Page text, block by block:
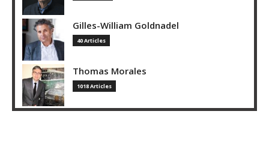
Gilles-William Goldnadel
40 Articles
Thomas Morales
1018 Articles